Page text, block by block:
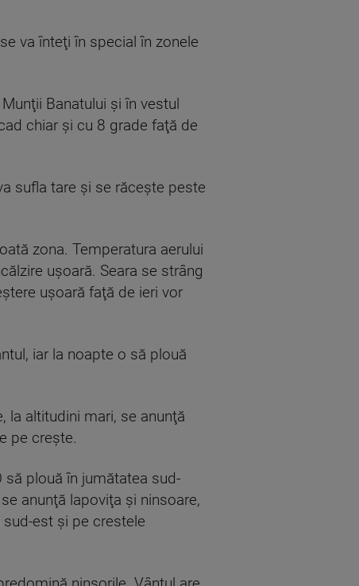
va înteţi în special în zonele
Banatului şi în vestul
chiar şi cu 8 grade faţă de
sufla tare şi se răceşte peste
zona. Temperatura aerului
uşoară. Seara se strâng
uşoară faţă de ieri vor
iar la noapte o să plouă
la altitudini mari, se anunţă
pe creşte.
plouă în jumătatea sud-
anunţă lapoviţa şi ninsoare,
est şi pe crestele